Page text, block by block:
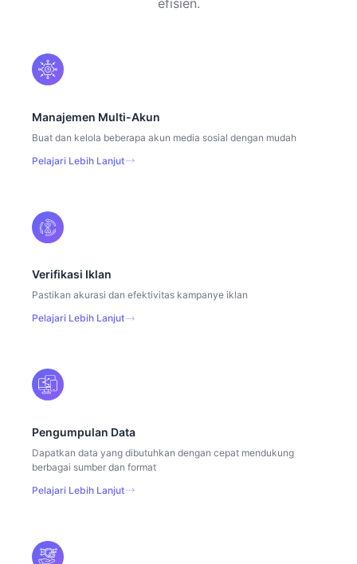
Manajemen Multi-Akun
Buat dan kelola beberapa akun media sosial dengan mudah
Pelajari Lebih Lanjut
Verifikasi Iklan
Pastikan akurasi dan efektivitas kampanye iklan
Pelajari Lebih Lanjut
Pengumpulan Data
Dapatkan data yang dibutuhkan dengan cepat mendukung
berbagai sumber dan format
Pelajari Lebih Lanjut